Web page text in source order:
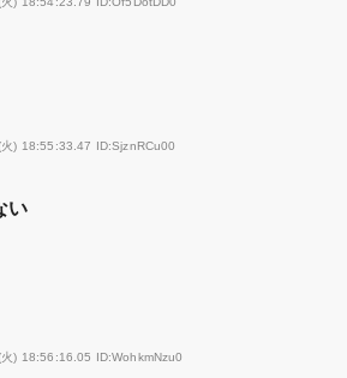
) 18:55:33.47 ID:SjznRCu00
い
) 18:56:16.05 ID:WohkmNzu0